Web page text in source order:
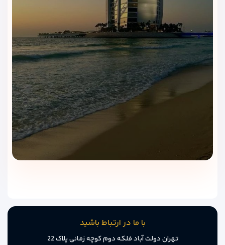
با ما در ارتباط باشید
تهران دولت آباد فلکه دوم کوچه زمانی پلاک 22